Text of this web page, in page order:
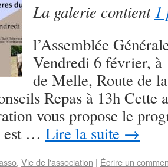
La galerie contient 1
l’Assemblée
Vendredi 6 février,
de Melle, Route de
Repas à 13h Cette
vous propose le
est … Lire la suite →
, Vie de l'association | Écrire un